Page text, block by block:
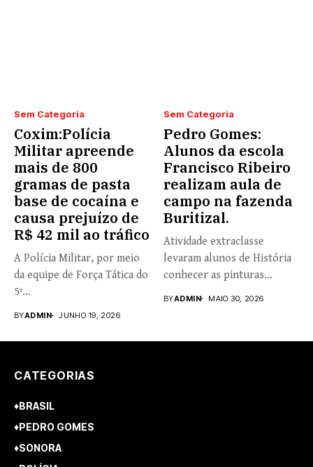
Sem Categoria
Coxim:Polícia
Militar apreende
mais de 800
gramas de pasta
base de cocaína e
causa prejuízo de
R$ 42 mil ao tráfico
A Polícia Militar, por meio
da equipe de Força Tática do
5º...
BYADMIN JUNHO 19, 2026
Sem Categoria
Pedro Gomes:
Alunos da escola
Francisco Ribeiro
realizam aula de
campo na fazenda
Buritizal.
Atividade extraclasse
levaram alunos de História
conhecer as pinturas
BYADMIN MAIO 30, 2026
CATEGORIAS
♦BRASIL
♦PEDRO GOMES
♦SONORA